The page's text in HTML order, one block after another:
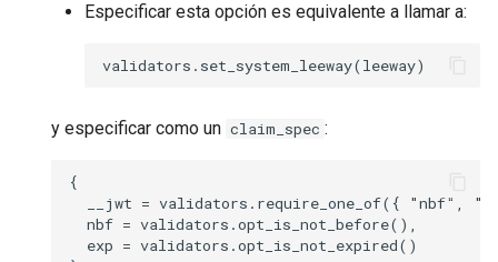
Especificar esta opción es equivalente a llamar a:
y especificar como un claim_spec :
{
__jwt = validators.require_one_of({ "nbf",
  nbf = validators.opt_is_not_before(),
  exp = validators.opt_is_not_expired()